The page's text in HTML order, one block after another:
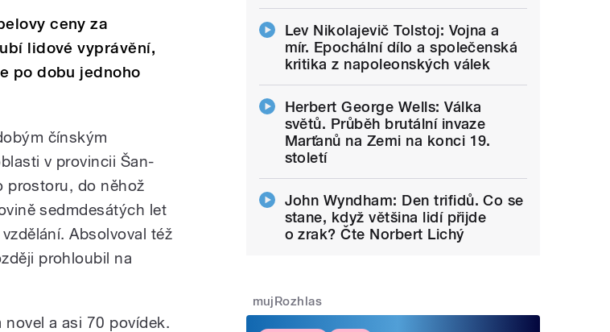
ceny za
lidové vyprávění,
po dobu jednoho
čínským
v provincii Šan-
prostoru, do něhož
sedmdesátých let
Absolvoval též
prohloubil na
a asi 70 povídek.
Lev Nikolajevič Tolstoj: Vojna a
mír. Epochální dílo a společenská
kritika z napoleonských válek
Herbert George Wells: Válka
světů. Průběh brutální invaze
Marťanů na Zemi na konci 19.
století
John Wyndham: Den trifidů. Co se
stane, když většina lidí přijde
o zrak? Čte Norbert Lichý
mujRozhlas